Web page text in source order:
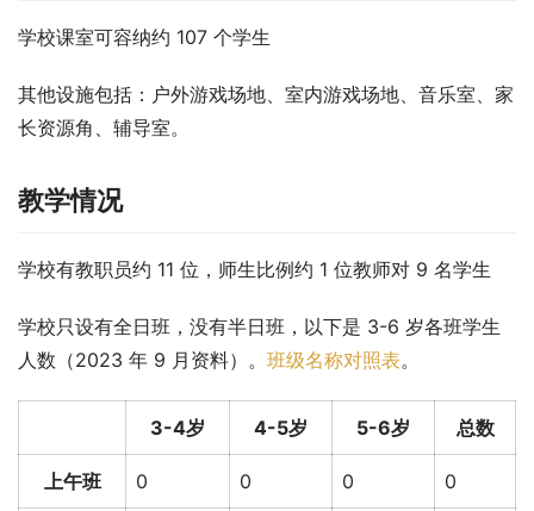
学校课室可容纳约 107 个学生
其他设施包括：户外游戏场地、室内游戏场地、音乐室、家
长资源角、辅导室。
教学情况
学校有教职员约 11 位，师生比例约 1 位教师对 9 名学生
学校只设有全日班，没有半日班，以下是 3-6 岁各班学生
人数（2023 年 9 月资料）。 班级名称对照表。
3-4岁 4-5岁 5-6岁 总数
上午班 0 0 0 0